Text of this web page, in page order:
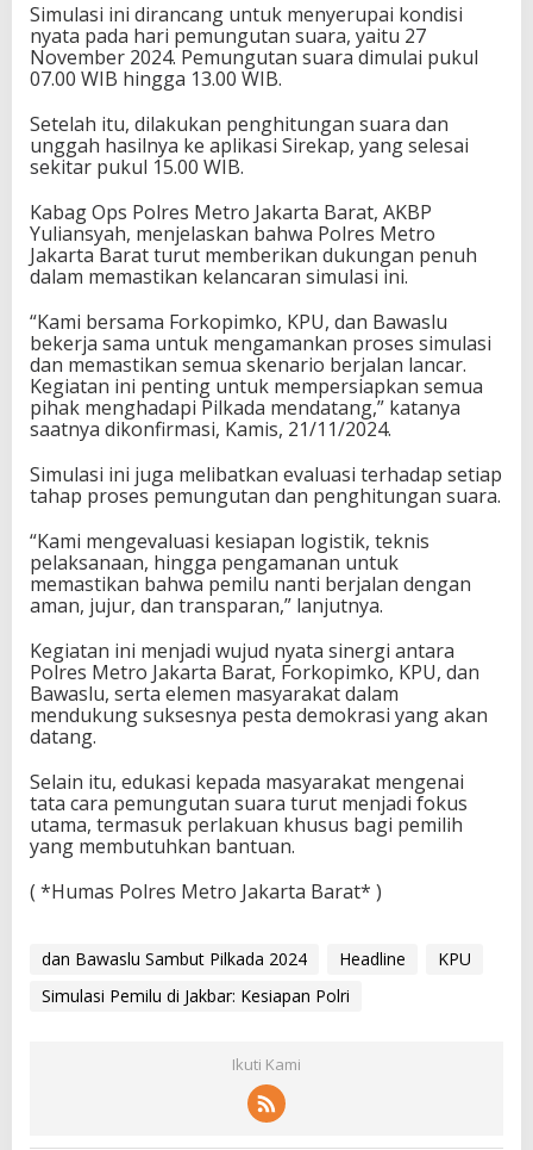
Simulasi ini dirancang untuk menyerupai kondisi
nyata pada hari pemungutan suara, yaitu 27
November 2024. Pemungutan suara dimulai pukul
07.00 WIB hingga 13.00 WIB.
Setelah itu, dilakukan penghitungan suara dan
unggah hasilnya ke aplikasi Sirekap, yang selesai
sekitar pukul 15.00 WIB.
Kabag Ops Polres Metro Jakarta Barat, AKBP
Yuliansyah, menjelaskan bahwa Polres Metro
Jakarta Barat turut memberikan dukungan penuh
dalam memastikan kelancaran simulasi ini.
“Kami bersama Forkopimko, KPU, dan Bawaslu
bekerja sama untuk mengamankan proses simulasi
dan memastikan semua skenario berjalan lancar.
Kegiatan ini penting untuk mempersiapkan semua
pihak menghadapi Pilkada mendatang,” katanya
saatnya dikonfirmasi, Kamis, 21/11/2024.
Simulasi ini juga melibatkan evaluasi terhadap setiap
tahap proses pemungutan dan penghitungan suara.
“Kami mengevaluasi kesiapan logistik, teknis
pelaksanaan, hingga pengamanan untuk
memastikan bahwa pemilu nanti berjalan dengan
aman, jujur, dan transparan,” lanjutnya.
Kegiatan ini menjadi wujud nyata sinergi antara
Polres Metro Jakarta Barat, Forkopimko, KPU, dan
Bawaslu, serta elemen masyarakat dalam
mendukung suksesnya pesta demokrasi yang akan
datang.
Selain itu, edukasi kepada masyarakat mengenai
tata cara pemungutan suara turut menjadi fokus
utama, termasuk perlakuan khusus bagi pemilih
yang membutuhkan bantuan.
( *Humas Polres Metro Jakarta Barat* )
dan Bawaslu Sambut Pilkada 2024 Headline
KPU
Simulasi Pemilu di Jakbar: Kesiapan Polri
Ikuti Kami